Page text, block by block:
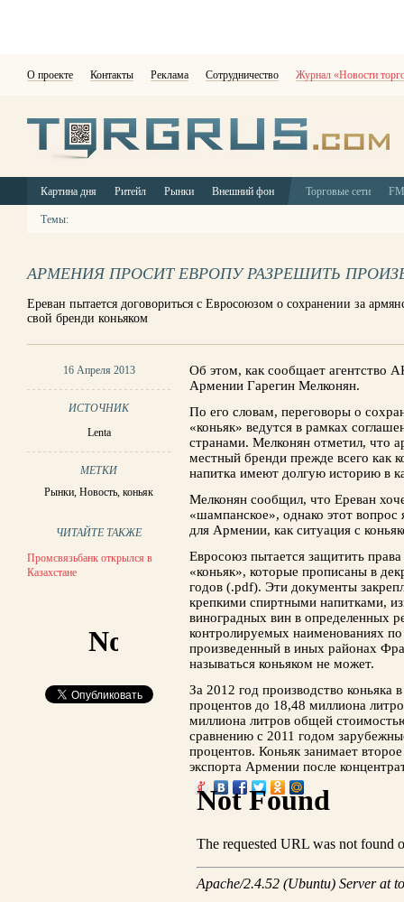
О проекте Контакты Реклама Сотрудничество Журнал «Новости
Картина дня Ритейл Рынки Внешний фон Торговые сети
Темы:
АРМЕНИЯ ПРОСИТ ЕВРОПУ РАЗРЕШИТЬ
Ереван пытается договориться с Евросоюзом о сохранении за
свой бренди коньяком
16 Апреля 2013
ИСТОЧНИК
Lenta
МЕТКИ
Рынки,Новость,коньяк
ЧИТАЙТЕ ТАКЖЕ
Промсвязьбанк открылся в
Казахстане
Об этом, как сообщает агентство
Армении Гарегин Мелконян.
По его словам, переговоры о
«коньяк» ведутся в рамках
странами. Мелконян отметил, что
местный бренди прежде всего как
напитка имеют долгую историю в
Мелконян сообщил, что Ереван
«шампанское», однако этот вопрос
для Армении, как ситуация с
Евросоюз пытается защитить
«коньяк», которые прописаны в
годов (.pdf). Эти документы
крепкими спиртными напитками,
виноградных вин в определенных
контролируемых наименованиях
произведенный в иных районах
называться коньяком не может.
За 2012 год производство
процентов до 18,48 миллиона
миллиона литров общей
сравнению с 2011 годом
процентов. Коньяк занимает
экспорта Армении после